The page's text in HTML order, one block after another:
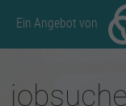
Ein Angebot von